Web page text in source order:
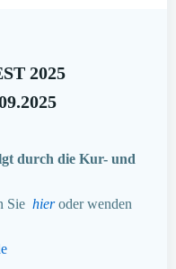
2025
durch die Kur- und
Sie hieroder wenden